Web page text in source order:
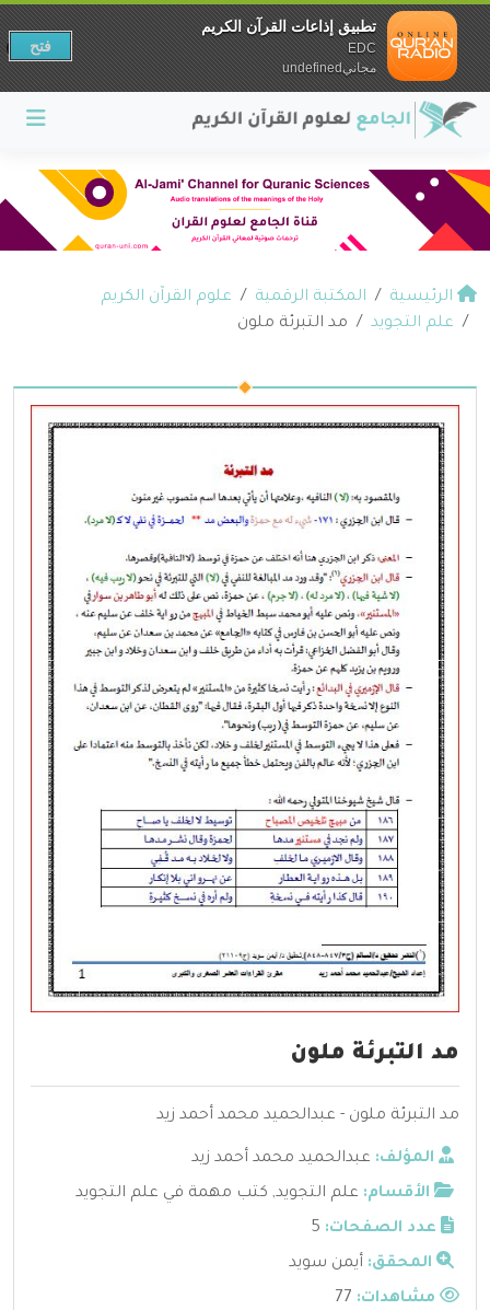
الرئيسية المكتبة الرقمية
علوم القرآن الكريم
علم التجويد
مد التبرئة ملون
مد التبرئة ملون
مد التبرئة ملون - عبدالحميد محمد أحمد زيد
المؤلف: عبدالحميد محمد أحمد زيد
الأقسام: علم التجويد, كتب مهمة في علم التجويد
عدد الصفحات: 5
المحقق: أيمن سويد
مشاهدات:
تطبيق إذاعات القرآن الكريم
EDC
مجانيundefined
فتح